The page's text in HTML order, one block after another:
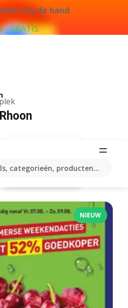
bij de hand
- GRATIS
categorieën, producten...
NIEUW